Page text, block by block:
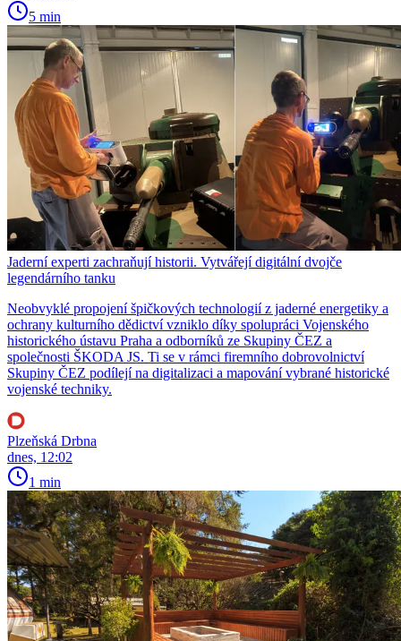
5 min
Jaderní experti zachraňují historii. Vytvářejí digitální dvojče
legendárního tanku
Neobvyklé propojení špičkových technologií z jaderné energetiky a
ochrany kulturního dědictví vzniklo díky spolupráci Vojenského
historického ústavu Praha a odborníků ze Skupiny ČEZ a
společnosti ŠKODA JS. Ti se v rámci firemního dobrovolnictví
Skupiny ČEZ podílejí na digitalizaci a mapování vybrané historické
vojenské techniky.
Plzeňská Drbna
dnes, 12:02
1 min